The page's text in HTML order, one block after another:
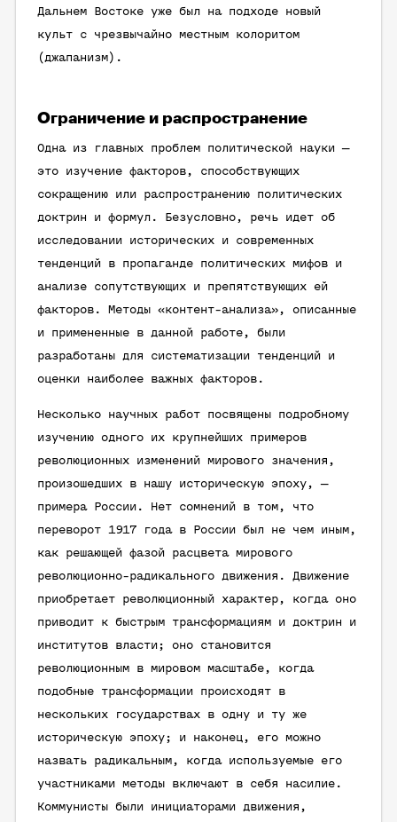
Дальнем Востоке уже был на подходе новый
культ с чрезвычайно местным колоритом
(джапанизм).
Ограничение и распространение
Одна из главных проблем политической науки —
это изучение факторов, способствующих
сокращению или распространению политических
доктрин и формул. Безусловно, речь идет об
исследовании исторических и современных
тенденций в пропаганде политических мифов и
анализе сопутствующих и препятствующих ей
факторов. Методы «контент-анализа», описанные
и примененные в данной работе, были
разработаны для систематизации тенденций и
оценки наиболее важных факторов.
Несколько научных работ посвящены подробному
изучению одного их крупнейших примеров
революционных изменений мирового значения,
произошедших в нашу историческую эпоху, —
примера России. Нет сомнений в том, что
переворот 1917 года в России был не чем иным,
как решающей фазой расцвета мирового
революционно-радикального движения. Движение
приобретает революционный характер, когда оно
приводит к быстрым трансформациям и доктрин и
институтов власти; оно становится
революционным в мировом масштабе, когда
подобные трансформации происходят в
нескольких государствах в одну и ту же
историческую эпоху; и наконец, его можно
назвать радикальным, когда используемые его
участниками методы включают в себя насилие.
Коммунисты были инициаторами движения,